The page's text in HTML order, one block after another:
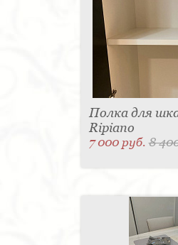
Полка для
Ripiano
7 000 руб.8